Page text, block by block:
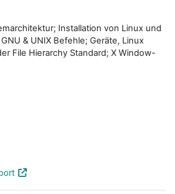
Installation von Linux und
& UNIX Befehle; Geräte, Linux
File Hierarchy Standard; X Window-